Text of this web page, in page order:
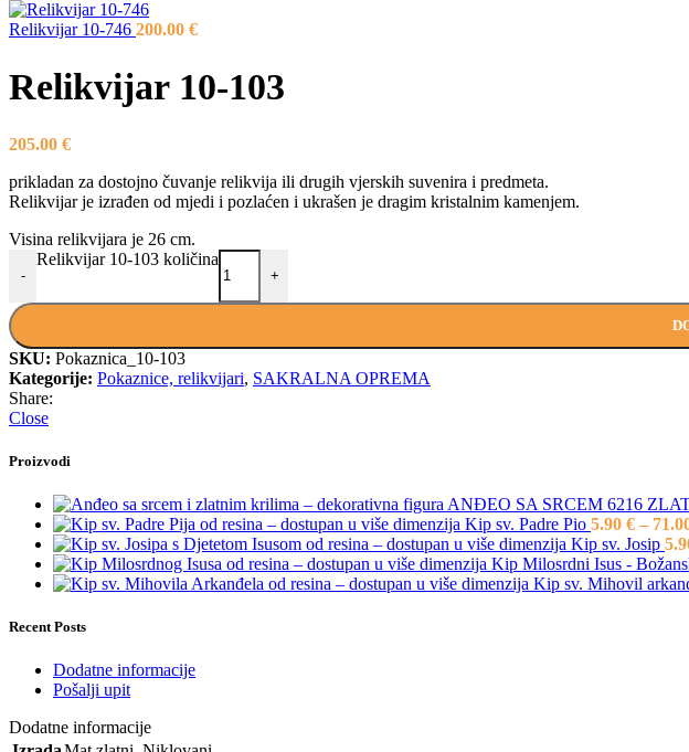
Relikvijar 10-746 200.00 €
Relikvijar 10-103
205.00 €
prikladan za dostojno čuvanje relikvija ili drugih vjerskih suvenira i predmeta.
Relikvijar je izrađen od mjedi i pozlaćen i ukrašen je dragim kristalnim kamenjem.
Visina relikvijara je 26 cm.
-
Relikvijar 10-103 količina
+
SKU: Pokaznica_10-103
Kategorije: Pokaznice, relikvijari, SAKRALNA OPREMA
Share:
Close
Proizvodi
ANĐEO SA SRCEM 6216
Kip sv. Padre Pio 5.90 € –
Kip sv. Josip
Kip Milosrdni Isus -
Kip sv. Mihovil
Recent Posts
Dodatne informacije
Pošalji upit
Dodatne informacije